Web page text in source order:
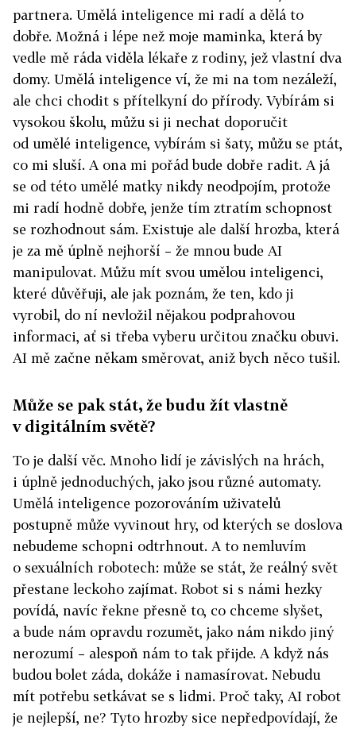
partnera. Umělá inteligence mi radí a dělá to
dobře. Možná i lépe než moje maminka, která by
vedle mě ráda viděla lékaře z rodiny, jež vlastní dva
domy. Umělá inteligence ví, že mi na tom nezáleží,
ale chci chodit s přítelkyní do přírody. Vybírám si
vysokou školu, můžu si ji nechat doporučit
od umělé inteligence, vybírám si šaty, můžu se ptát,
co mi sluší. A ona mi pořád bude dobře radit. A já
se od této umělé matky nikdy neodpojím, protože
mi radí hodně dobře, jenže tím ztratím schopnost
se rozhodnout sám. Existuje ale další hrozba, která
je za mě úplně nejhorší – že mnou bude AI
manipulovat. Můžu mít svou umělou inteligenci,
které důvěřuji, ale jak poznám, že ten, kdo ji
vyrobil, do ní nevložil nějakou podprahovou
informaci, ať si třeba vyberu určitou značku obuvi.
AI mě začne někam směrovat, aniž bych něco tušil.
Může se pak stát, že budu žít vlastně
v digitálním světě?
To je další věc. Mnoho lidí je závislých na hrách,
i úplně jednoduchých, jako jsou různé automaty.
Umělá inteligence pozorováním uživatelů
postupně může vyvinout hry, od kterých se doslova
nebudeme schopni odtrhnout. A to nemluvím
o sexuálních robotech: může se stát, že reálný svět
přestane leckoho zajímat. Robot si s námi hezky
povídá, navíc řekne přesně to, co chceme slyšet,
a bude nám opravdu rozumět, jako nám nikdo jiný
nerozumí – alespoň nám to tak přijde. A když nás
budou bolet záda, dokáže i namasírovat. Nebudu
mít potřebu setkávat se s lidmi. Proč taky, AI robot
je nejlepší, ne? Tyto hrozby sice nepředpovídají, že